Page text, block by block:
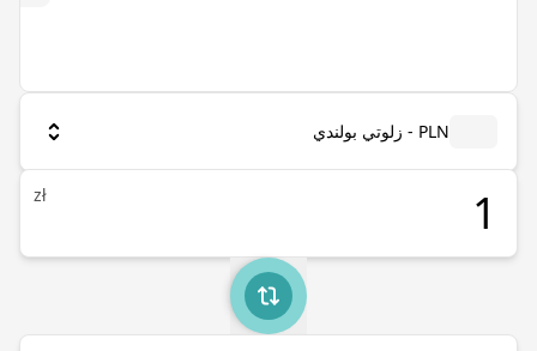
PLN - زلوتي بولندي
zł